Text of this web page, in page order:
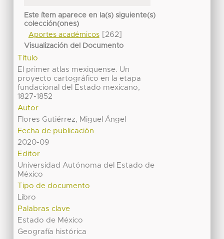
Este ítem aparece en la(s) siguiente(s)
colección(ones)
Aportes académicos[262]
Visualización del Documento
Título
El primer atlas mexiquense. Un
proyecto cartográfico en la etapa
fundacional del Estado mexicano,
1827-1852
Autor
Flores Gutiérrez, Miguel Ángel
Fecha de publicación
2020-09
Editor
Universidad Autónoma del Estado de
México
Tipo de documento
Libro
Palabras clave
Estado de México
Geografía histórica